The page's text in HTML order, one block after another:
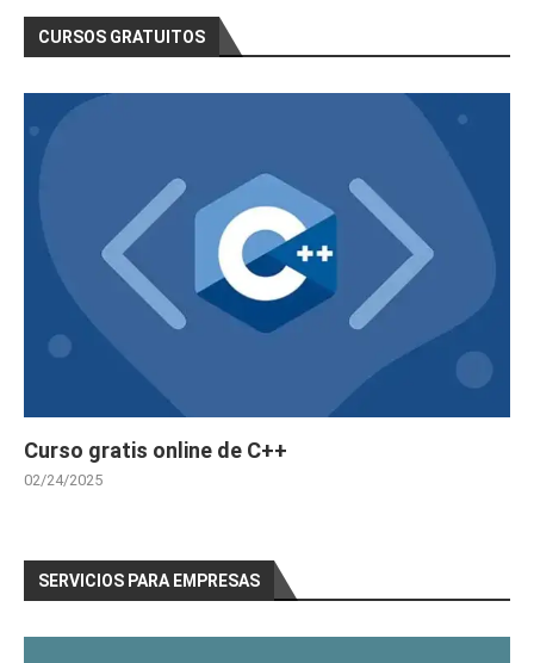
CURSOS GRATUITOS
Curso gratis online de C++
02/24/2025
SERVICIOS PARA EMPRESAS